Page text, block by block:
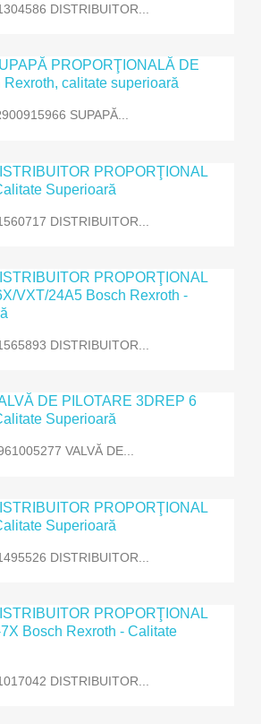
DISTRIBUITOR...
SUPAPĂ...
DISTRIBUITOR...
DISTRIBUITOR...
VALVĂ DE...
DISTRIBUITOR...
DISTRIBUITOR...